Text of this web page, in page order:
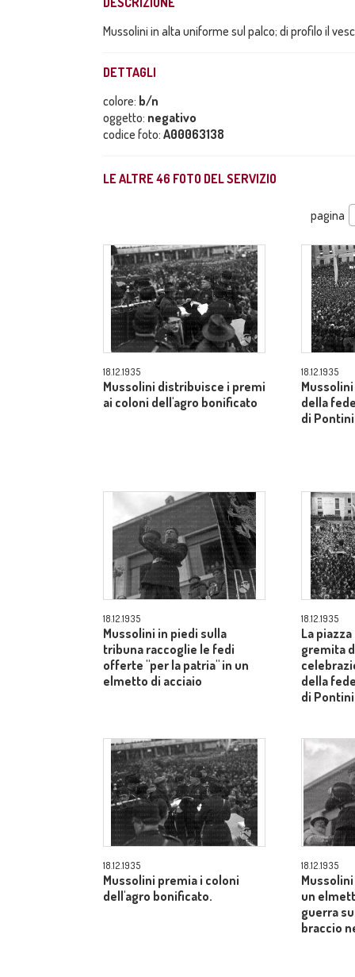
Mussolini in alta uniforme sul palco; di profilo il
DETTAGLI
colore: b/n
oggetto: negativo
codice foto: A00063138
LE ALTRE46 FOTO DEL SERVIZIO
pagina
18.12.1935
Mussolini distribuisce i premi
ai coloni dell'agro bonificato
18.12.1935
della
di
18.12.1935
Mussolini in piedi sulla
tribuna raccoglie le fedi
offerte "per la patria" in un
elmetto di acciaio
18.12.1935
La
gremita
della
di
18.12.1935
Mussolini premia i coloni
dell'agro bonificato.
18.12.1935
un
guerra
braccio